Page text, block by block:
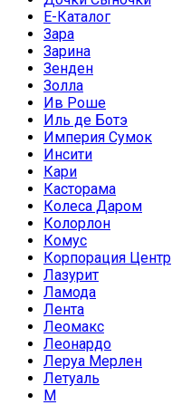
Е-Каталог
Зара
Зарина
Зенден
Золла
Ив Роше
Иль де Ботэ
Империя Сумок
Инсити
Кари
Касторама
Колеса Даром
Колорлон
Комус
Корпорация Центр
Лазурит
Ламода
Лента
Леомакс
Леонардо
Леруа Мерлен
Летуаль
М